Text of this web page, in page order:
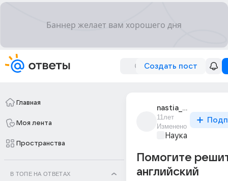
Создать пост
Главная
Моя лента
Пространства
В ТОПЕ НА ОТВЕТАХ
nastia_shatova_3
11лет
Изменено
Наука
Помогите
английский